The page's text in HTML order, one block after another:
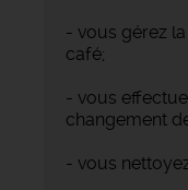
- vous gérez
café;
- vous
changement
- vous